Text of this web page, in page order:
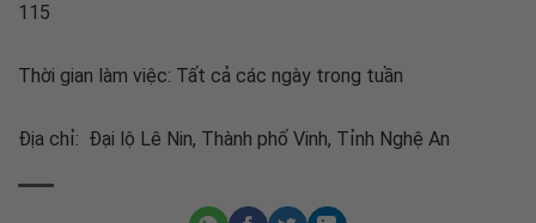
115
Thời gian làm việc: Tất cả các ngày trong tuần
Địa chỉ: Đại lộ Lê Nin, Thành phố Vinh, Tỉnh Nghệ An